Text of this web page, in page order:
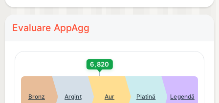
Evaluare AppAgg
6,820
Bronz Argint Aur Platină Legendă